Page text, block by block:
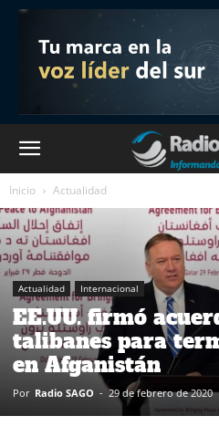
Inicio Actualidad
Actualidad Internacional
EE.UU. firmó
talibanes para
en Afganistán
Por Radio SAGO - 29 de febrero de 2020